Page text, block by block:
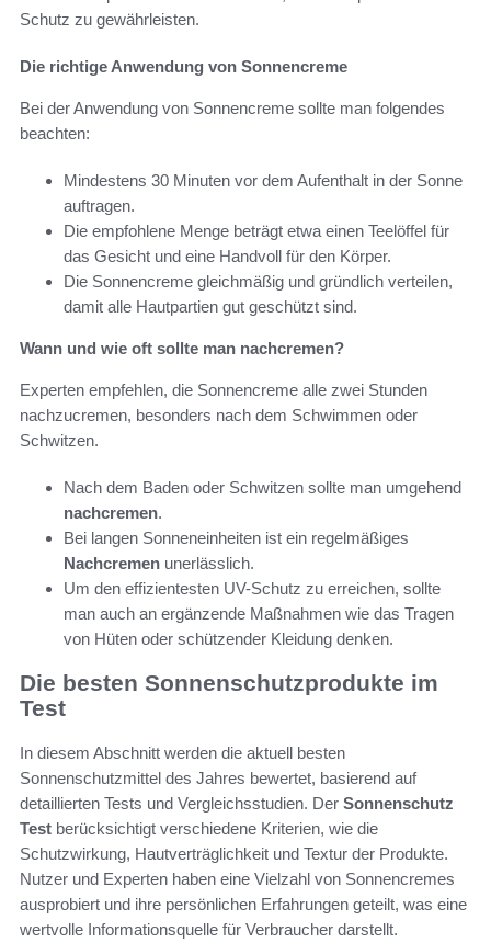
Schutz zu gewährleisten.
Die richtige Anwendung von Sonnencreme
Bei der Anwendung von Sonnencreme sollte man folgendes
beachten:
Mindestens 30 Minuten vor dem Aufenthalt in der Sonne
auftragen.
Die empfohlene Menge beträgt etwa einen Teelöffel für
das Gesicht und eine Handvoll für den Körper.
Die Sonnencreme gleichmäßig und gründlich verteilen,
damit alle Hautpartien gut geschützt sind.
Wann und wie oft sollte man nachcremen?
Experten empfehlen, die Sonnencreme alle zwei Stunden
nachzucremen, besonders nach dem Schwimmen oder
Schwitzen.
Nach dem Baden oder Schwitzen sollte man umgehend
nachcremen.
Bei langen Sonneneinheiten ist ein regelmäßiges
Nachcremen unerlässlich.
Um den effizientesten UV-Schutz zu erreichen, sollte
man auch an ergänzende Maßnahmen wie das Tragen
von Hüten oder schützender Kleidung denken.
Die besten Sonnenschutzprodukte im
Test
In diesem Abschnitt werden die aktuell besten
Sonnenschutzmittel des Jahres bewertet, basierend auf
detaillierten Tests und Vergleichsstudien. Der Sonnenschutz
Test berücksichtigt verschiedene Kriterien, wie die
Schutzwirkung, Hautverträglichkeit und Textur der Produkte.
Nutzer und Experten haben eine Vielzahl von Sonnencremes
ausprobiert und ihre persönlichen Erfahrungen geteilt, was eine
wertvolle Informationsquelle für Verbraucher darstellt.